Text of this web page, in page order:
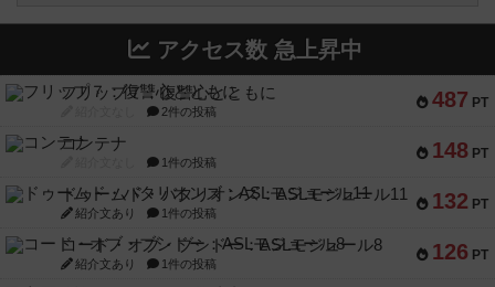
アクセス数 急上昇中
487 PT
フリップ７：復讐心とともに
2件の投稿
148 PT
コンテナ
1件の投稿
132 PT
ドゥームド・バタリオンズ：ASLモジュール11
紹介文あり 1件の投稿
126 PT
コード・オブ・ブシドー：ASLモジュール8
紹介文あり 1件の投稿